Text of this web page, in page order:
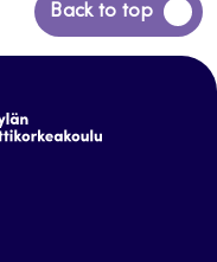
Back to top
Siirry
takaisin